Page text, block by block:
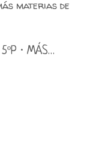
materias de
MÁS…